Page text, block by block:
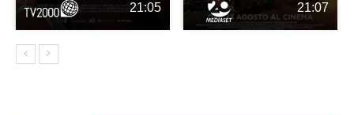
21:05 21:07